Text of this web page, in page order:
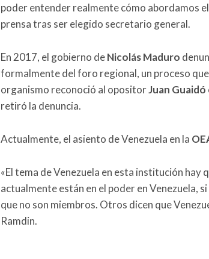
poder entender realmente cómo abordamos
prensa tras ser elegido secretario general.
En 2017, el gobierno deNicolás Maduro
formalmente del foro regional, un proceso
organismo reconoció al opositorJuan Guaidó
retiró la denuncia.
Actualmente, el asiento de Venezuela en la
«El tema de Venezuela en esta institución hay
actualmente están en el poder en Venezuela,
que no son miembros. Otros dicen que
Ramdin.